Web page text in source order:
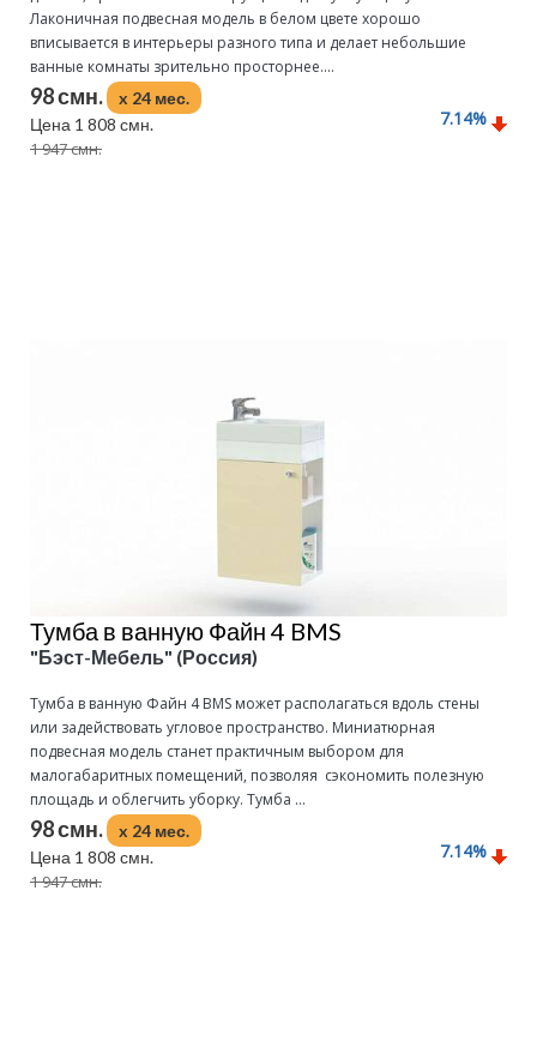
Лаконичная подвесная модель в белом цвете хорошо
вписывается в интерьеры разного типа и делает небольшие
ванные комнаты зрительно просторнее....
98 смн.
x 24 мес.
Цена 1 808 смн.
1 947 смн.
7.14%
Тумба в ванную Файн 4 BMS
"Бэст-Мебель" (Россия)
Тумба в ванную Файн 4 BMS может располагаться вдоль стены
или задействовать угловое пространство. Миниатюрная
подвесная модель станет практичным выбором для
малогабаритных помещений, позволяя сэкономить полезную
площадь и облегчить уборку. Тумба ...
98 смн.
x 24 мес.
Цена 1 808 смн.
1 947 смн.
7.14%